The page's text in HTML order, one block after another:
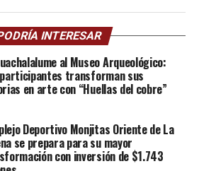
INTERESAR
al Museo Arqueológico:
transforman sus
en arte con “Huellas del cobre”
Deportivo Monjitas Oriente de La
se prepara para su mayor
con inversión de $1.743